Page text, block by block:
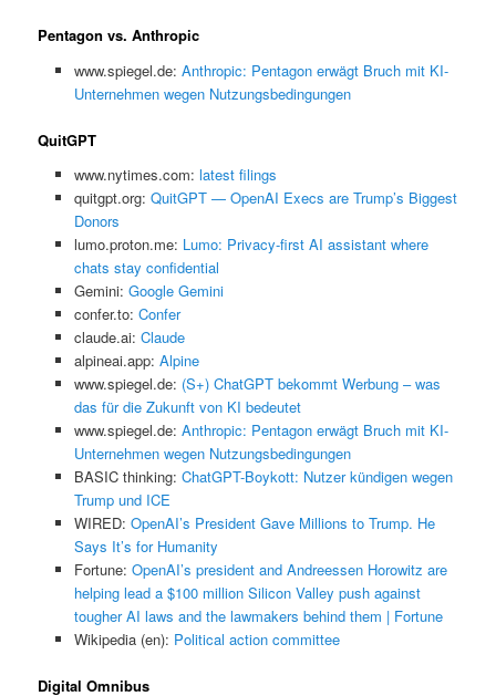
Pentagon vs. Anthropic
www.spiegel.de: Anthropic: Pentagon erwägt Bruch mit KI-
Unternehmen wegen Nutzungsbedingungen
QuitGPT
www.nytimes.com: latest filings
quitgpt.org: QuitGPT — OpenAI Execs are Trump’s Biggest
Donors
lumo.proton.me: Lumo: Privacy-first AI assistant where
chats stay confidential
Gemini: ‎Google Gemini
confer.to: Confer
claude.ai: Claude
alpineai.app: Alpine
www.spiegel.de: (S+) ChatGPT bekommt Werbung – was
das für die Zukunft von KI bedeutet
www.spiegel.de: Anthropic: Pentagon erwägt Bruch mit KI-
Unternehmen wegen Nutzungsbedingungen
BASIC thinking: ChatGPT-Boykott: Nutzer kündigen wegen
Trump und ICE
WIRED: OpenAI’s President Gave Millions to Trump. He
Says It’s for Humanity
Fortune: OpenAI’s president and Andreessen Horowitz are
helping lead a $100 million Silicon Valley push against
tougher AI laws and the lawmakers behind them | Fortune
Wikipedia (en): Political action committee
Digital Omnibus